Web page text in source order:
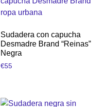
Sudadera con capucha
Desmadre Brand “Reinas”
Negra
€55